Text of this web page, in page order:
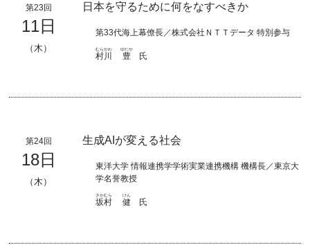
第23回
11日
（木）
日本を守るために何をなすべきか
第33代海上幕僚長／株式会社ＮＴＴデータ 特別参与
村川
むらかわ
豊
ゆたか
氏
第24回
18日
（木）
生成AIが変える社会
東洋大学 情報連携学学術実業連携機構 機構長／東京大
学名誉教授
坂村
さかむら
健
けん
氏